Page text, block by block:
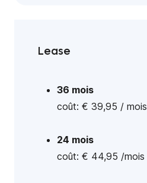
Lease
36 mois
coût: € 39,95 / mois
24 mois
coût: € 44,95 /mois